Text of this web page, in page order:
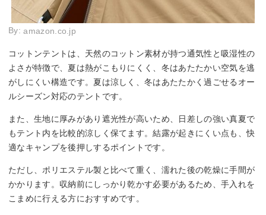
By:amazon.co.jp
コットンテントは、天然のコットン素材が持つ通気性と吸湿性の
よさが特徴で、夏は熱がこもりにくく、冬はあたたかい空気を逃
がしにくい構造です。夏は涼しく、冬はあたたかく過ごせるオー
ルシーズン対応のテントです。
また、生地に厚みがあり遮光性が高いため、日差しの強い真夏で
もテント内を比較的涼しく保てます。結露が起きにくい点も、快
適なキャンプを後押しするポイントです。
ただし、ポリエステル製と比べて重く、濡れた後の乾燥に手間が
かかります。収納前にしっかり乾かす必要があるため、手入れを
こまめに行える方におすすめです。